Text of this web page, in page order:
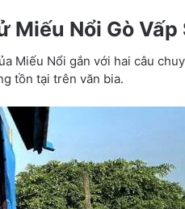
Miếu Nổi Gò Vấp
Miếu Nổi gắn với hai câu
tồn tại trên văn bia.